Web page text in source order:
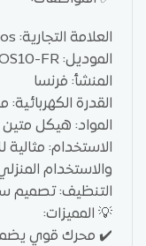
العلامة التجارية: Santos
الموديل: JUC-SANTOS10-FR
المنشأ: فرنسا
القدرة
المواد: هيكل متين
الاستخدام: مثالية
والاستخدام
التنظيف: تصميم
💡 المميزات:
✔️ محرك قوي يضمن